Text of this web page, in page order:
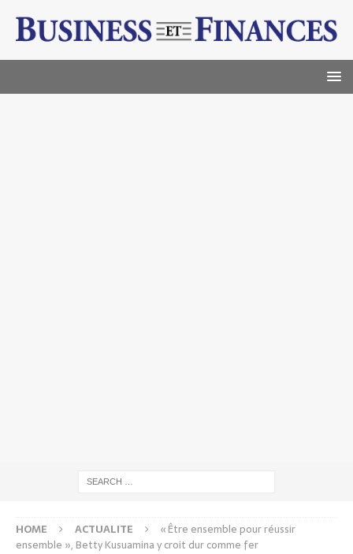
HOME ACTUALITE
« Être ensemble pour réussir
ensemble », Betty Kusuamina y croit dur comme fer